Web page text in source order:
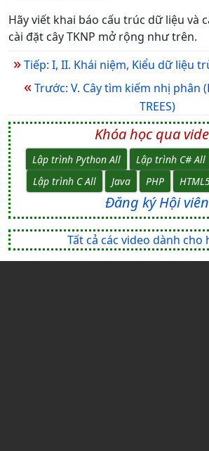
Hãy viết khai báo cấu trúc dữ liệu và
cài đặt cây TKNP mở rộng như trên.
»Tiếp: I, II. Khái niệm, Kiểu dữ liệu
«Trước: V. Cây tìm kiếm nhị phân
TREES)
Khóa học qua
Lập trình Python All Lập trình C# All
Lập trình C All
Java PHP
Đăng ký Hội viên
Tất cả các video dành cho